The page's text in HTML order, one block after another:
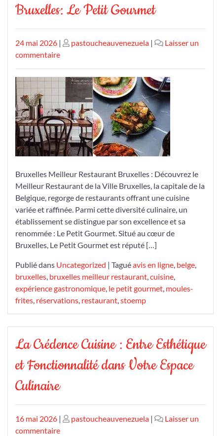
Bruxelles: Le Petit Gourmet
Publié
le
24 mai 2026 | Publié
pastoucheauvenezuela |
Laisser un
commentairesur
le
Meilleur
Restaurant
de
Bruxelles:
Le
Petit
Bruxelles Meilleur Restaurant Bruxelles : Découvrez le
Meilleur Restaurant de la Ville Bruxelles, la capitale de la
Belgique, regorge de restaurants offrant une cuisine
variée et raffinée. Parmi cette diversité culinaire, un
établissement se distingue par son excellence et sa
renommée : Le Petit Gourmet. Situé au cœur de
Bruxelles, Le Petit Gourmet est réputé […]
Publié dans Uncategorized | Taguéavis en ligne, belge,
bruxelles, bruxelles meilleur restaurant,cuisine,
expérience gastronomique, le petit gourmet, moules-
frites, réservations, restaurant,stoemp
La Crédence Cuisine : Entre Esthétique
et Fonctionnalité dans Votre Espace
Culinaire
Publié
le
16 mai 2026 | Publié
pastoucheauvenezuela |
Laisser un
commentairesur